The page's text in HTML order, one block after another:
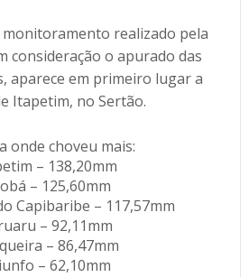
monitoramento realizado pela
consideração o apurado das
aparece em primeiro lugar a
Itapetim, no Sertão.
onde choveu mais:
– 138,20mm
– 125,60mm
Capibaribe – 117,57mm
– 92,11mm
– 86,47mm
– 62,10mm